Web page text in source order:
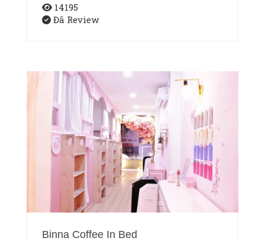
14195
Đã Review
Binna Coffee In Bed